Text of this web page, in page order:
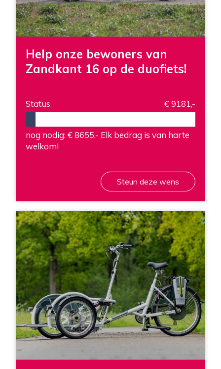
Help onze bewoners van
Zandkant 16 op de duofiets!
Status € 9181,-
nog nodig: € 8655,- Elk bedrag is van harte
welkom!
Steun deze wens